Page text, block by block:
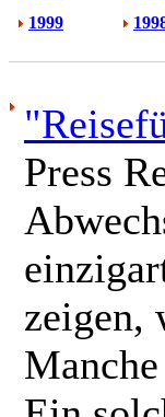
1999
Press
zeigen,